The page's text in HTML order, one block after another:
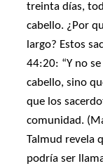
treinta días,
cabello. ¿Por
largo? Estos
44:20: “Y no
cabello, sino
que los
comunidad.
Talmud revela
podría ser